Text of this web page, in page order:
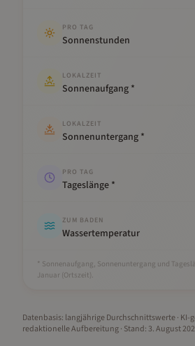
PRO TAG
Sonnenstunden
LOKALZEIT
Sonnenaufgang *
LOKALZEIT
Sonnenuntergang *
PRO TAG
Tageslänge *
ZUM BADEN
Wassertemperatur
* Sonnenaufgang, Sonnenuntergang und
Januar (Ortszeit).
Datenbasis: langjährige Durchschnittswerte · KI-
redaktionelle Aufbereitung· Stand: 3. August